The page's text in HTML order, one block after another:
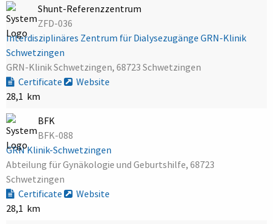
Shunt-Referenzzentrum
ZFD-036
Interdisziplinäres Zentrum für Dialysezugänge GRN-Klinik
Schwetzingen
GRN-Klinik Schwetzingen, 68723 Schwetzingen
Certificate
Website
28,1 km
BFK
BFK-088
GRN Klinik-Schwetzingen
Abteilung für Gynäkologie und Geburtshilfe, 68723
Schwetzingen
Certificate
Website
28,1 km